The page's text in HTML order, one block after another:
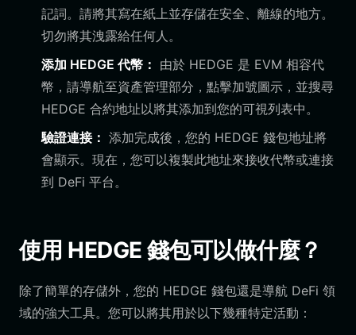
記詞。請將其寫在紙上並存儲在安全、離線的地方。
切勿將其洩露給任何人。
添加 HEDGE 代幣： 由於 HEDGE 是 EVM 相容代
幣，請導航至資產管理部分，點擊加號圖示，並搜尋
HEDGE 合約地址以將其添加到您的可視列表中。
驗證連接： 添加完成後，您的 HEDGE 錢包地址將
會顯示。現在，您可以複製此地址來接收代幣或連接
到 DeFi 平台。
使用 HEDGE 錢包可以做什麼？
除了簡單的存儲外，您的 HEDGE 錢包還是導航 DeFi 領
域的強大工具。您可以將其用於以下幾種特定活動：